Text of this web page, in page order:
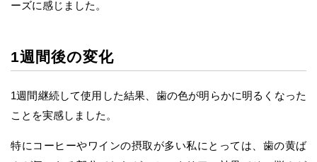
ーズに感じました。
1週間後の変化
1週間継続して使用した結果、歯の色が明らかに明るくなった
ことを実感しました。
特にコーヒーやワインの摂取が多い私にとっては、歯の黄ば